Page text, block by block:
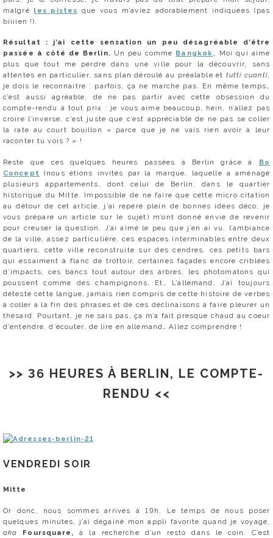
malgré les pistes que vous m’aviez adorablement indiquées (pas
biiiien !).
Résultat : j’ai cette sensation un peu désagréable d’être
passée à côté de Berlin. Un peu comme Bangkok… Moi qui aime
plus que tout me perdre dans une ville pour la découvrir, sans
attentes en particulier, sans plan déroulé au préalable et tutti cuanti,
je dois le reconnaitre : parfois, ça ne marche pas. En même temps…
c’est aussi agréable, de ne pas partir avec cette obsession du
compte-rendu à tout prix : je vous aime beaucoup, hein, n’allez pas
croire l’inverse, c’est juste que c’est appréciable de ne pas se coller
la rate au court bouillon « parce que je ne vais rien avoir à leur
raconter tu vois ? » !
Reste que ces quelques heures passées à Berlin grâce à Bo
Concept (nous étions invités par la marque, laquelle a aménagé
plusieurs appartements, dont celui de Berlin, dans le quartier
historique du Mitte. Impossible de ne faire que cette micro citation
au détour de cet article, j’ai repéré plein de bonnes idées déco, je
vous prépare un article sur le sujet) m’ont donné envie de revenir
pour creuser la question. J’ai aimé le peu que j’en ai vu, l’ambiance
de la ville, assez particulière, ces espaces interminables entre deux
quartiers, cette ville reconstruite sur des cendres, ces petits bars
qui essaiment à flanc de trottoir, certaines façades encore criblées
d’impacts, ces bancs tout autour des arbres, les photomatons qui
poussent comme des champignons. Et… L’allemand. J’ai toujours
détesté cette langue, jamais rien compris de cette histoire de verbes
à coller à la fin des phrases et de ces déclinaisons à faire pleurer un
thésard. Pourtant, je ne sais pas, ça m’a fait presque chaud au coeur
d’entendre, d’écouter, de lire en allemand… Allez comprendre !
>> 36 HEURES À BERLIN, LE COMPTE-
RENDU <<
VENDREDI SOIR
Mitte
Or donc, nous sommes arrivés à 19h. Le temps de nous poser
quelques minutes, j’ai dégainé mon appli favorite quand je voyage,
aka
Foursquare,
à la recherche d’un resto dans le coin. C’est